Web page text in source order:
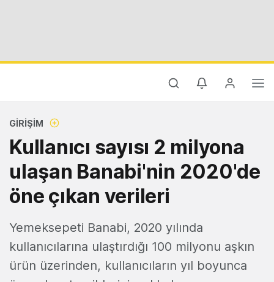
GIRIŞIM
Kullanıcı sayısı 2 milyona
ulaşan Banabi'nin 2020'de
öne çıkan verileri
Yemeksepeti Banabi, 2020 yılında
kullanıcılarına ulaştırdığı 100 milyonu aşkın
ürün üzerinden, kullanıcıların yıl boyunca